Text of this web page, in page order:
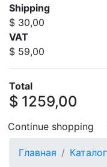
Shipping
$ 30,00
VAT
$ 59,00
Total
$ 1259,00
Continue shopping
Главная Каталог